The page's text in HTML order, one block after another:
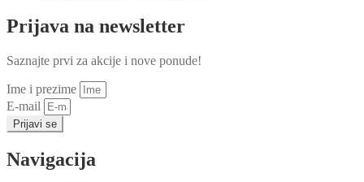
Prijava na newsletter
Saznajte prvi za akcije i nove ponude!
Ime i prezime
E-mail
Prijavi se
Navigacija